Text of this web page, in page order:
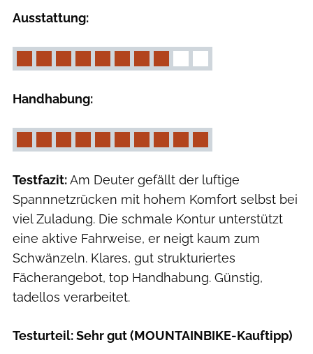
Ausstattung:
Handhabung:
Testfazit:Am Deuter gefällt der luftige
Spannnetzrücken mit hohem Komfort selbst bei
viel Zuladung. Die schmale Kontur unterstützt
eine aktive Fahrweise, er neigt kaum zum
Schwänzeln. Klares, gut strukturiertes
Fächerangebot, top Handhabung. Günstig,
tadellos verarbeitet.
Testurteil: Sehr gut (MOUNTAINBIKE-Kauftipp)